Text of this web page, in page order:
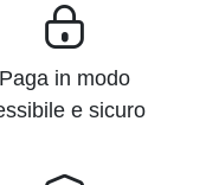
Paga in modo
e sicuro